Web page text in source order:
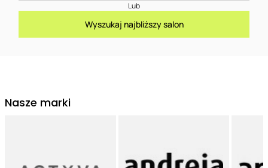
Lub
Wyszukaj najbliższy salon
Nasze marki